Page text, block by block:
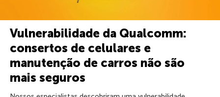
Vulnerabilidade da Qualcomm:
consertos de celulares e
manutenção de carros não são
mais seguros